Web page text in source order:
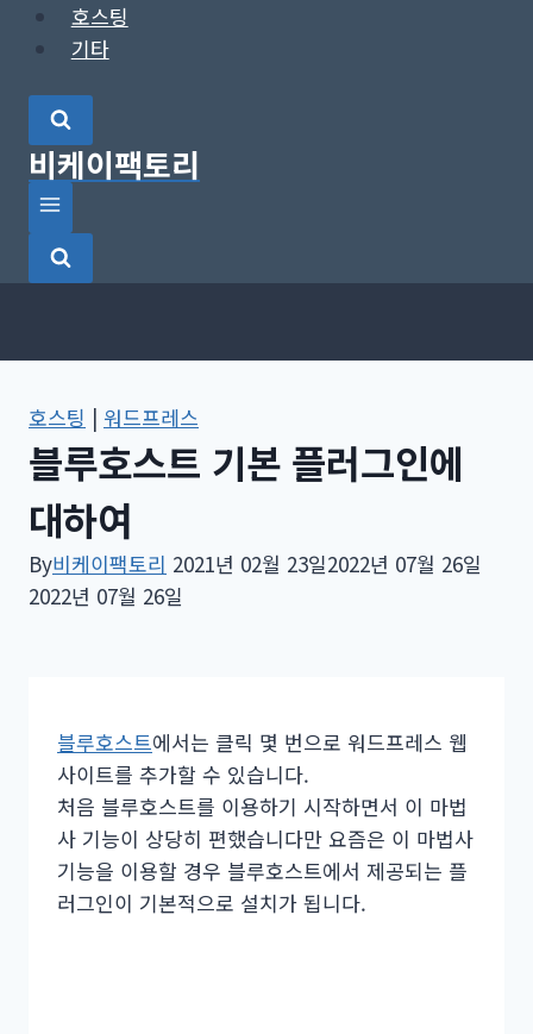
호스팅
기타
비케이팩토리
호스팅 | 워드프레스
블루호스트 기본 플러그인에
대하여
By비케이팩토리 2021년 02월 23일2022년 07월 26일
2022년 07월 26일
블루호스트에서는 클릭 몇 번으로 워드프레스 웹
사이트를 추가할 수 있습니다.
처음 블루호스트를 이용하기 시작하면서 이 마법
사 기능이 상당히 편했습니다만 요즘은 이 마법사
기능을 이용할 경우 블루호스트에서 제공되는 플
러그인이 기본적으로 설치가 됩니다.